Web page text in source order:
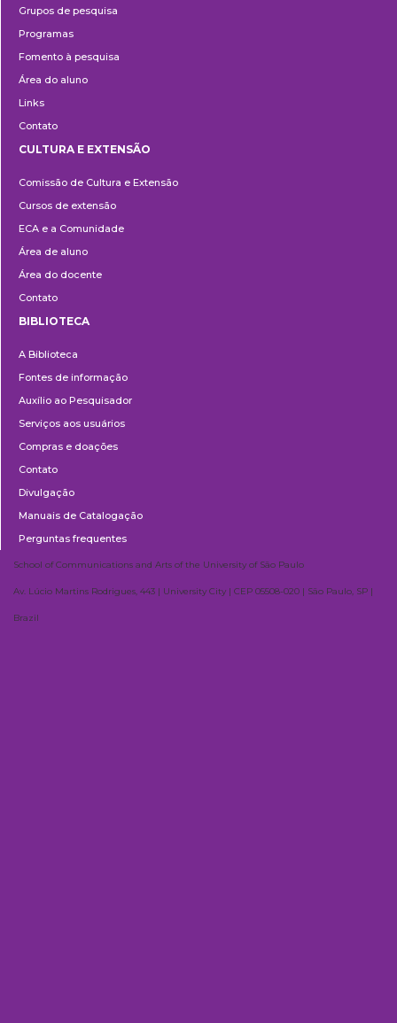
Grupos de pesquisa
Programas
Fomento à pesquisa
Área do aluno
Links
Contato
e
Extensão
CULTURA E EXTENSÃO
Comissão de Cultura e Extensão
Cursos de extensão
ECA e a Comunidade
Área de aluno
Área do docente
Contato
BIBLIOTECA
A Biblioteca
Fontes de informação
Auxílio ao Pesquisador
Serviços aos usuários
Compras e doações
Contato
Divulgação
Manuais de Catalogação
Perguntas frequentes
School of Communications and Arts of the University of São Paulo
Av. Lúcio Martins Rodrigues, 443 | University City | CEP 05508-020 | São Paulo, SP |
Brazil